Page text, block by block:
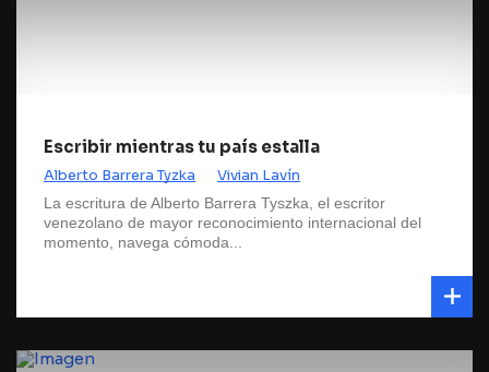
Escribir mientras tu país estalla
Alberto Barrera Tyzka Vivian Lavín
La escritura de Alberto Barrera Tyszka, el escritor
venezolano de mayor reconocimiento internacional del
momento, navega cómoda...